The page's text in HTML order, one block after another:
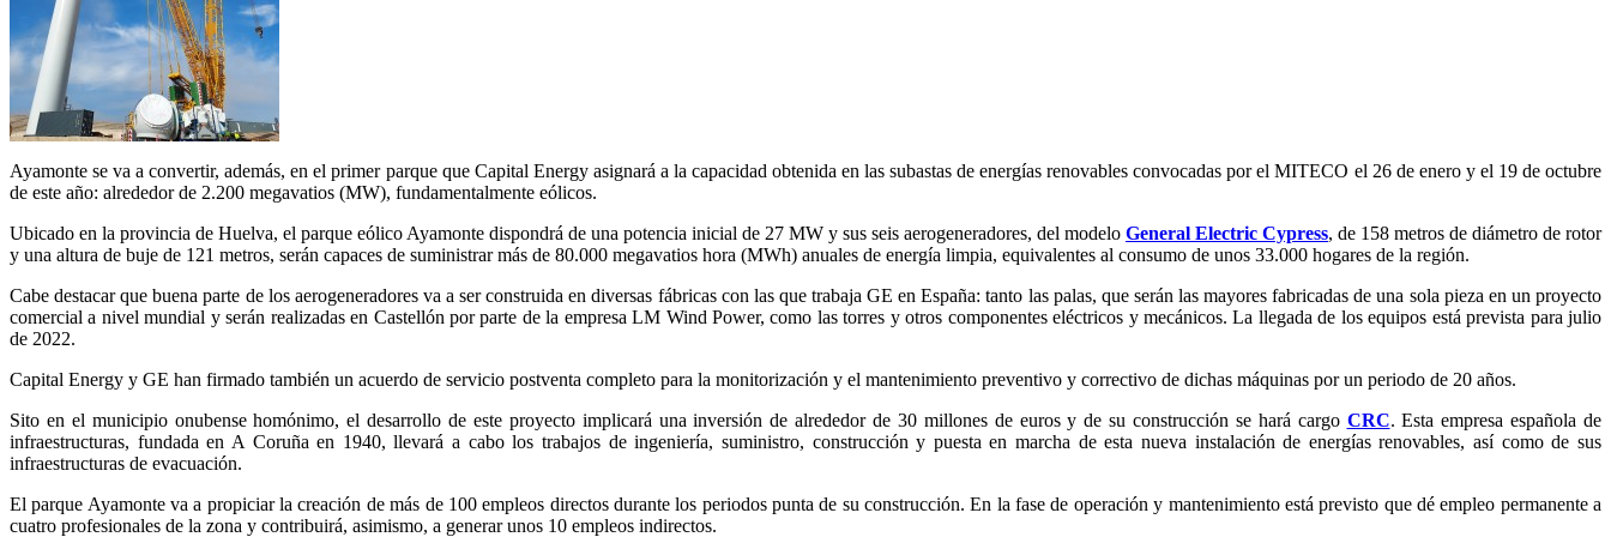
Ayamonte se va a convertir, además, en el primer parque que Capital Energy asignará a la capacidad obtenida en las subastas de energías renovables convocadas por el MITECO el 26 de enero y el 19 de octubre
de este año: alrededor de 2.200 megavatios (MW), fundamentalmente eólicos.
Ubicado en la provincia de Huelva, el parque eólico Ayamonte dispondrá de una potencia inicial de 27 MW y sus seis aerogeneradores, del modelo General Electric Cypress, de 158 metros de diámetro de rotor
y una altura de buje de 121 metros, serán capaces de suministrar más de 80.000 megavatios hora (MWh) anuales de energía limpia, equivalentes al consumo de unos 33.000 hogares de la región.
Cabe destacar que buena parte de los aerogeneradores va a ser construida en diversas fábricas con las que trabaja GE en España: tanto las palas, que serán las mayores fabricadas de una sola pieza en un proyecto
comercial a nivel mundial y serán realizadas en Castellón por parte de la empresa LM Wind Power, como las torres y otros componentes eléctricos y mecánicos. La llegada de los equipos está prevista para julio
de 2022.
Capital Energy y GE han firmado también un acuerdo de servicio postventa completo para la monitorización y el mantenimiento preventivo y correctivo de dichas máquinas por un periodo de 20 años.
Sito en el municipio onubense homónimo, el desarrollo de este proyecto implicará una inversión de alrededor de 30 millones de euros y de su construcción se hará cargo CRC. Esta empresa española de
infraestructuras, fundada en A Coruña en 1940, llevará a cabo los trabajos de ingeniería, suministro, construcción y puesta en marcha de esta nueva instalación de energías renovables, así como de sus
infraestructuras de evacuación.
El parque Ayamonte va a propiciar la creación de más de 100 empleos directos durante los periodos punta de su construcción. En la fase de operación y mantenimiento está previsto que dé empleo permanente a
cuatro profesionales de la zona y contribuirá, asimismo, a generar unos 10 empleos indirectos.